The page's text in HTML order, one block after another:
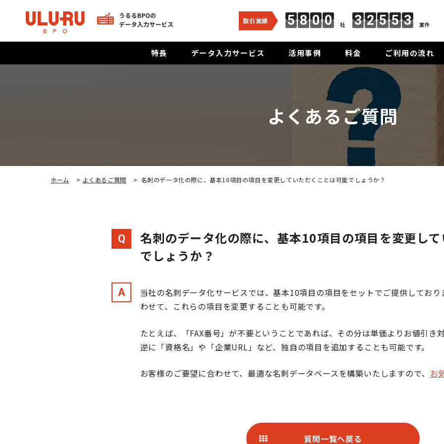
取引実績 5 8 0 0 社 3 2 5 5 3 案件
特長 データ入力サービス 活用事例 料金 ご利用の流れ
よくあるご質問
ホーム > よくあるご質問 > 名刺のデータ化の際に、基本10項目の項目を変更していただくことは可能でしょうか？
Q
名刺のデータ化の際に、基本10項目の項目を変更し
でしょうか？
A
当社の名刺データ化サービスでは、基本10項目の項目をセットでご提供してお
わせて、これらの項目を変更することも可能です。
たとえば、「FAX番号」が不要ということであれば、その分は単価よりお値引き
逆に「資格名」や「企業URL」など、独自の項目を追加することも可能です。
お客様のご要望に合わせて、最適な名刺データベースを構築いたしますので、 お
質問一覧へ戻る